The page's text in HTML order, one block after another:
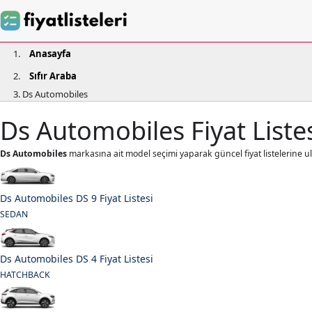
Anasayfa
Sıfır Araba
Ds Automobiles
Ds Automobiles Fiyat
Ds Automobiles markasına ait model seçimi yaparak güncel fiyat listelerine
Ds Automobiles DS 9 Fiyat Listesi
SEDAN
Ds Automobiles DS 4 Fiyat Listesi
HATCHBACK